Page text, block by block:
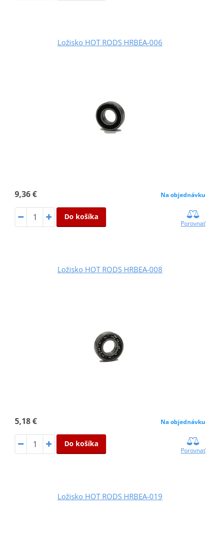
Ložisko HOT RODS HRBEA-006
9,36 € Na objednávku
Do košíka
Porovnať
Ložisko HOT RODS HRBEA-008
5,18 € Na objednávku
Do košíka
Porovnať
Ložisko HOT RODS HRBEA-019